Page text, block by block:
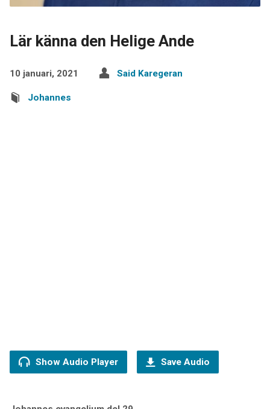
Lär känna den Helige Ande
10 januari, 2021 Said Karegeran
Johannes
Show Audio Player Save Audio